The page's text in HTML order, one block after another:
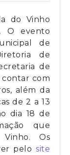
do Vinho
O evento
de
de
de
contar com
além da
de 2 a 13
dia 18 de
que
Os
pelo site